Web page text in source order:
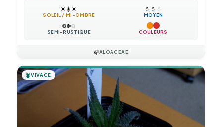
☀️☀️☀️
SOLEIL / MI-OMBRE
💧 💧 💧
MOYEN
❄️❄️❄️
SEMI-RUSTIQUE COULEURS
🍃ALOACEAE
🪴VIVACE